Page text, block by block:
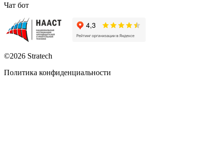
Чат бот
©2026 Stratech
Политика конфиденциальности